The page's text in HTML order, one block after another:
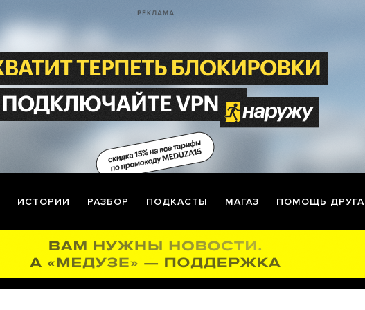
ИСТОРИИ РАЗБОР ПОДКАСТЫ МАГАЗ ПОМОЩЬ ДРУГА